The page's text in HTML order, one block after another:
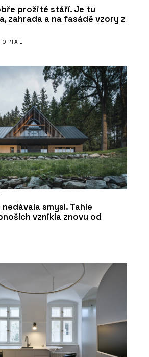
prožité stáří. Je tu
zahrada a na fasádě vzory z
smysl. Tahle
vznikla znovu od